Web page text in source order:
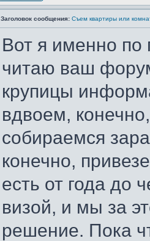
Заголовок сообщения: Съем квартиры или
Вот я именно
читаю ваш
крупицы
вдвоем,
собираемся
конечно,
есть от года до
визой, и мы за
решение. Пока